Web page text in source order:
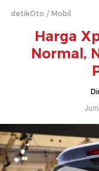
detikOto Mobil
Harga
Normal,